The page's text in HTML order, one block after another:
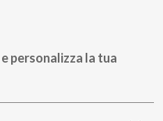
e personalizza la tua